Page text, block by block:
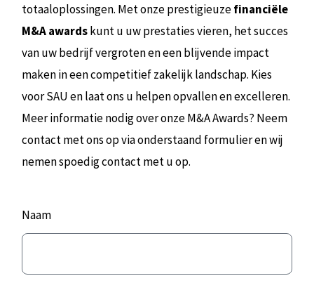
totaaloplossingen. Met onze prestigieuzefinanciële
M&A awardskunt u uw prestaties vieren, het succes
van uw bedrijf vergroten en een blijvende impact
maken in een competitief zakelijk landschap. Kies
voor SAU en laat ons u helpen opvallen en excelleren.
Meer informatie nodig over onze M&A Awards? Neem
contact met ons op via onderstaand formulier en wij
nemen spoedig contact met u op.
Naam